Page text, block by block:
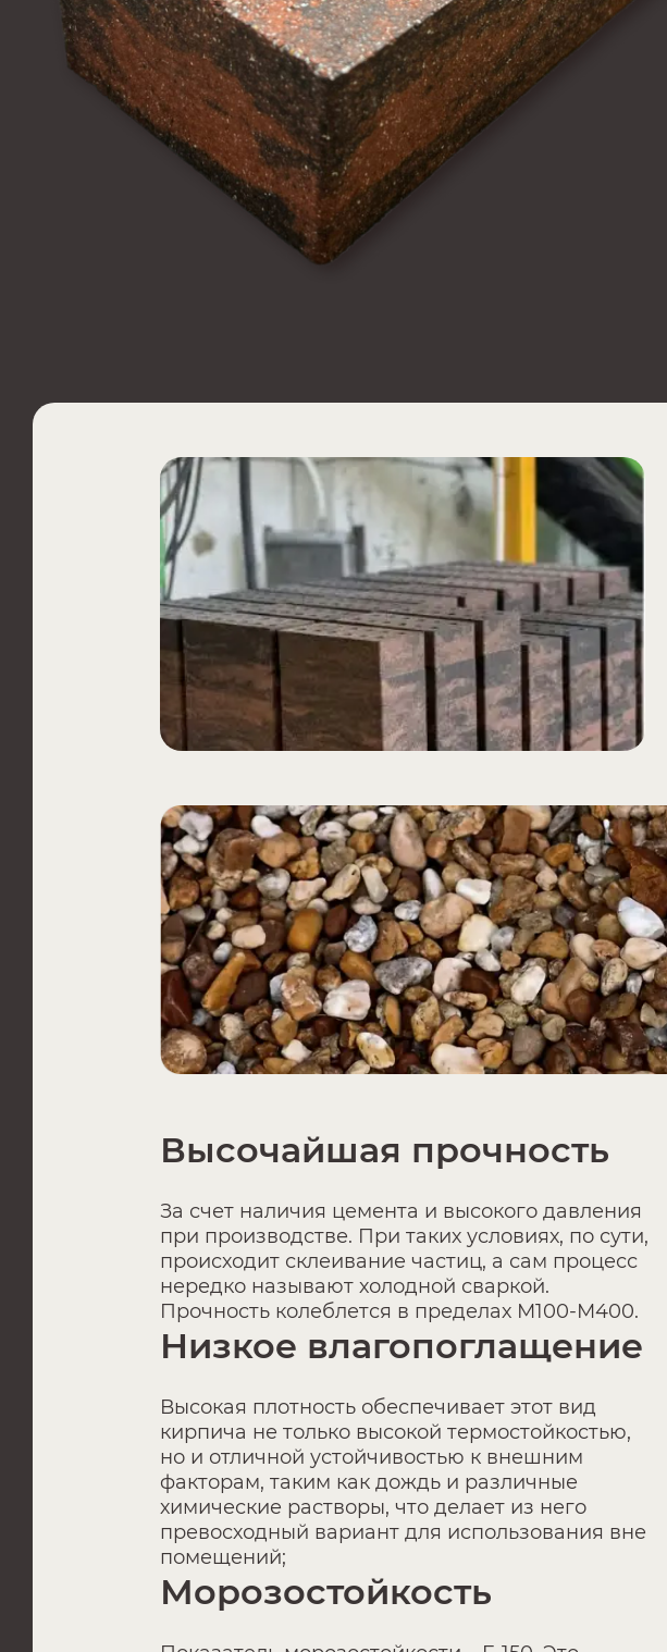
Высочайшая прочность
За счет наличия цемента и высокого давления
при производстве. При таких условиях, по сути,
происходит склеивание частиц, а сам процесс
нередко называют холодной сваркой.
Прочность колеблется в пределах М100-М400.
Низкое влагопоглащение
Высокая плотность обеспечивает этот вид
кирпича не только высокой термостойкостью,
но и отличной устойчивостью к внешним
факторам, таким как дождь и различные
химические растворы, что делает из него
превосходный вариант для использования вне
помещений;
Морозостойкость